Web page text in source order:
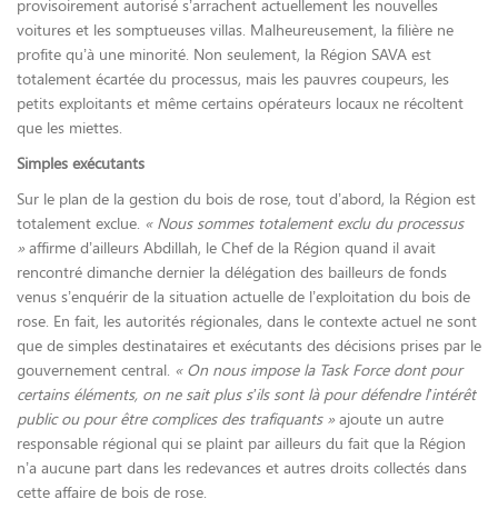
provisoirement autorisé s’arrachent actuellement les nouvelles
voitures et les somptueuses villas. Malheureusement, la filière ne
profite qu’à une minorité. Non seulement, la Région SAVA est
totalement écartée du processus, mais les pauvres coupeurs, les
petits exploitants et même certains opérateurs locaux ne récoltent
que les miettes.
Simples exécutants
Sur le plan de la gestion du bois de rose, tout d’abord, la Région est
totalement exclue. « Nous sommes totalement exclu du processus
»affirme d’ailleurs Abdillah, le Chef de la Région quand il avait
rencontré dimanche dernier la délégation des bailleurs de fonds
venus s’enquérir de la situation actuelle de l’exploitation du bois de
rose. En fait, les autorités régionales, dans le contexte actuel ne sont
que de simples destinataires et exécutants des décisions prises par le
gouvernement central. « On nous impose la Task Force dont pour
certains éléments, on ne sait plus s’ils sont là pour défendre l’intérêt
public ou pour être complices des trafiquants »ajoute un autre
responsable régional qui se plaint par ailleurs du fait que la Région
n’a aucune part dans les redevances et autres droits collectés dans
cette affaire de bois de rose.